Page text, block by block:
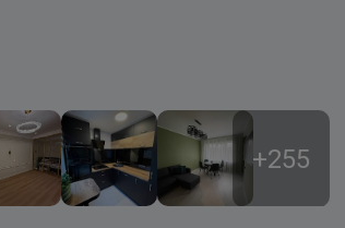
+255